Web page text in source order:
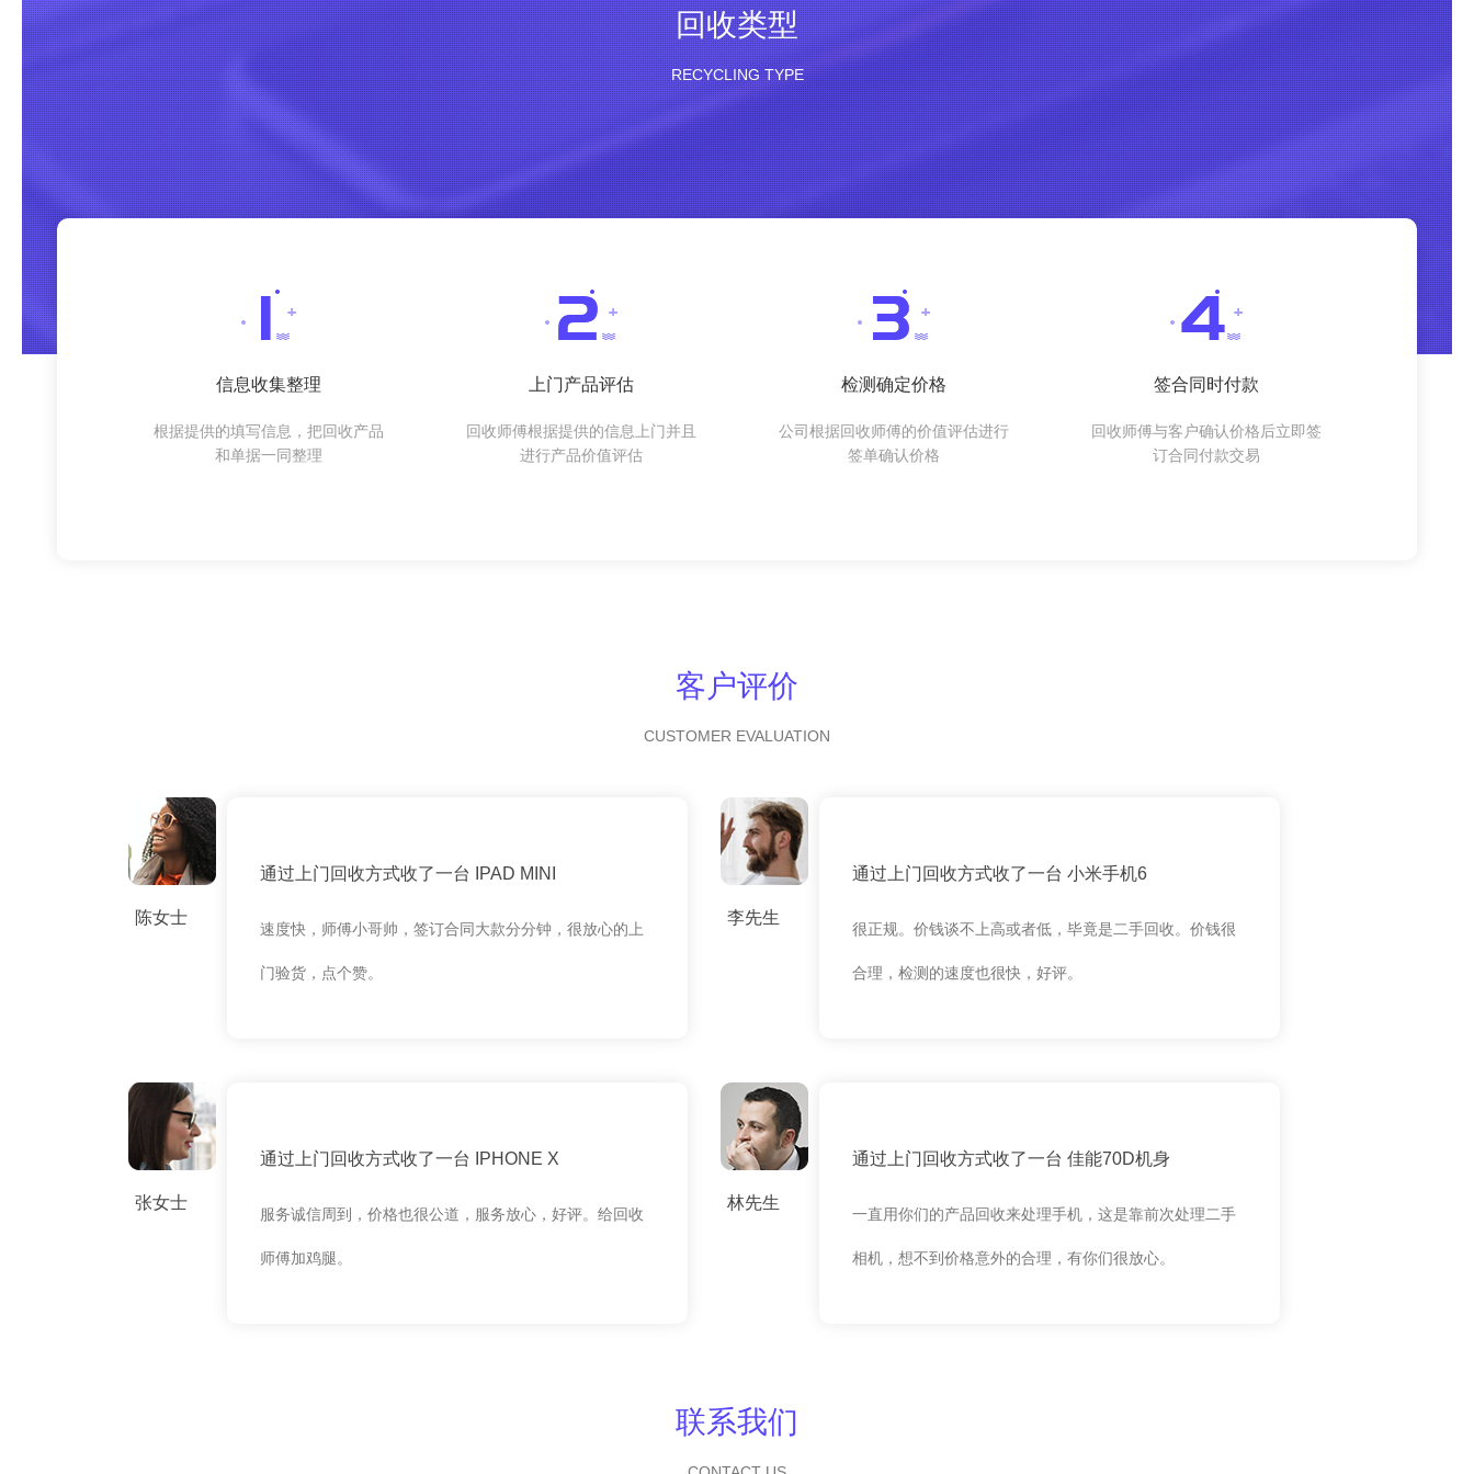
回收类型
RECYCLING TYPE
信息收集整理
根据提供的填写信息，把回收产品
和单据一同整理
上门产品评估
回收师傅根据提供的信息上门并且
进行产品价值评估
检测确定价格
公司根据回收师傅的价值评估进行
签单确认价格
签合同时付款
回收师傅与客户确认价格后立即签
订合同付款交易
客户评价
CUSTOMER EVALUATION
陈女士
通过上门回收方式收了一台 IPAD MINI
速度快，师傅小哥帅，签订合同大款分分钟，很放心的上
门验货，点个赞。
李先生
通过上门回收方式收了一台 小米手机6
很正规。价钱谈不上高或者低，毕竟是二手回收。价钱很
合理，检测的速度也很快，好评。
张女士
通过上门回收方式收了一台 IPHONE X
服务诚信周到，价格也很公道，服务放心，好评。给回收
师傅加鸡腿。
林先生
通过上门回收方式收了一台 佳能70D机身
一直用你们的产品回收来处理手机，这是靠前次处理二手
相机，想不到价格意外的合理，有你们很放心。
联系我们